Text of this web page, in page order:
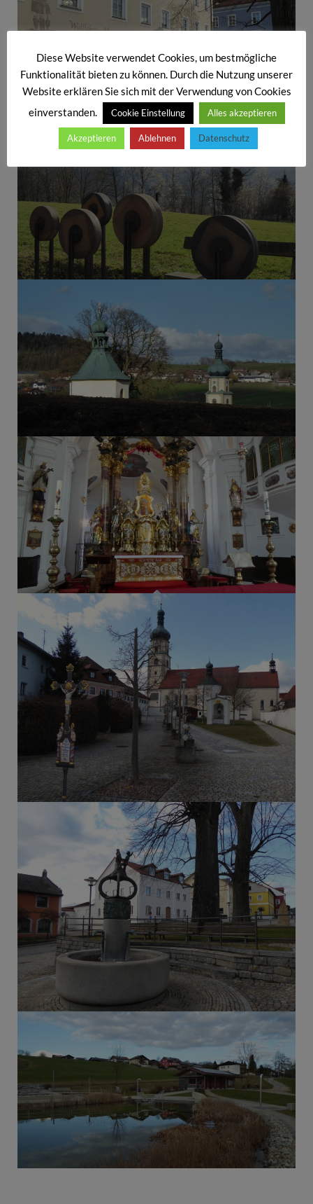
Diese Website verwendet Cookies, um bestmögliche
Funktionalität bieten zu können. Durch die Nutzung unserer
Website erklären Sie sich mit der Verwendung von Cookies
einverstanden.
Cookie Einstellung Alles akzeptieren
Akzeptieren Ablehnen Datenschutz